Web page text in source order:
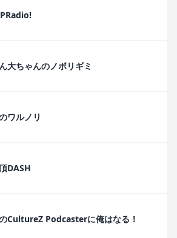
大ちゃんのノボリギミ
ワルノリ
DASH
CultureZ Podcasterに俺はなる！